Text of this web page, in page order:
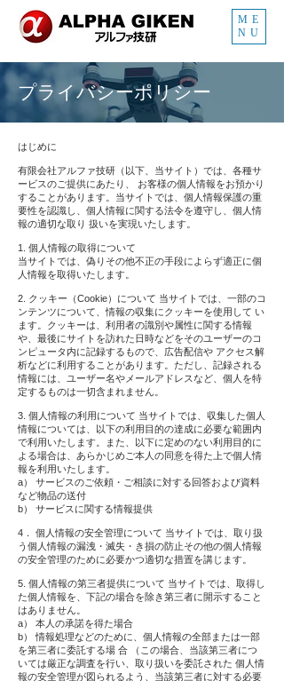
ME
NU
プライバシーポリシー
はじめに
有限会社アルファ技研（以下、当サイト）では、各種サ
ービスのご提供にあたり、 お客様の個人情報をお預かり
することがあります。当サイトでは、個人情報保護の重
要性を認識し、個人情報に関する法令を遵守し、個人情
報の適切な取り 扱いを実現いたします。
1. 個人情報の取得について
当サイトでは、偽りその他不正の手段によらず適正に個
人情報を取得いたします。
2. クッキー（Cookie）について 当サイトでは、一部のコ
ンテンツについて、情報の収集にクッキーを使用して い
ます。クッキーは、利用者の識別や属性に関する情報
や、最後にサイトを訪れた日時などをそのユーザーのコ
ンピュータ内に記録するもので、広告配信や アクセス解
析などに利用することがあります。ただし、記録される
情報には、ユーザー名やメールアドレスなど、個人を特
定するものは一切含まれません。
3. 個人情報の利用について 当サイトでは、収集した個人
情報については、以下の利用目的の達成に必要な範囲内
で利用いたします。また、以下に定めのない利用目的に
よる場合は、あらかじめご本人の同意を得た上で個人情
報を利用いたします。
a） サービスのご依頼・ご相談に対する回答および資料
など物品の送付
b） サービスに関する情報提供
4． 個人情報の安全管理について 当サイトでは、取り扱
う個人情報の漏洩・滅失・き損の防止その他の個人情報
の安全管理のために必要かつ適切な措置を講じます。
5. 個人情報の第三者提供について 当サイトでは、取得し
た個人情報を、下記の場合を除き第三者に開示すること
はありません。
a） 本人の承諾を得た場合
b） 情報処理などのために、個人情報の全部または一部
を第三者に委託する場 合 （この場合、当該第三者につ
いては厳正な調査を行い、取り扱いを委託された 個人情
報の安全管理が図られるよう、当該第三者に対する必要